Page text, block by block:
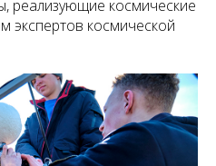
реализующие космические
экспертов космической